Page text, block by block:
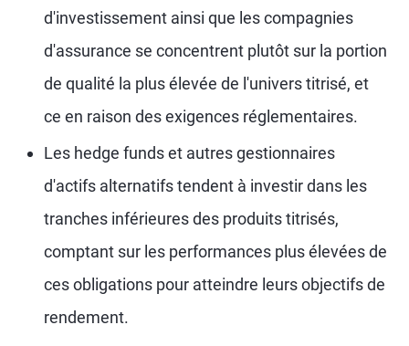
d'investissement ainsi que les compagnies
d'assurance se concentrent plutôt sur la portion
de qualité la plus élevée de l'univers titrisé, et
ce en raison des exigences réglementaires.
Les hedge funds et autres gestionnaires
d'actifs alternatifs tendent à investir dans les
tranches inférieures des produits titrisés,
comptant sur les performances plus élevées de
ces obligations pour atteindre leurs objectifs de
rendement.